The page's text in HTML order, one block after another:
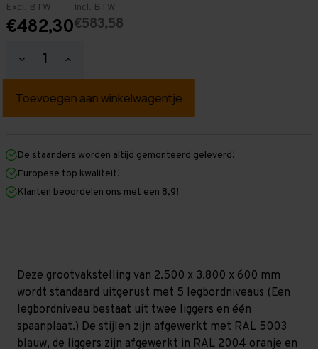
Excl. BTW
€482,30
Incl. BTW
€583,58
Hoeveelheid
verlagen
Grootvakstelling
mm
mm
x
600
mm
Hoeveelheid
verhogen
Grootvakstelling
mm
mm
600
mm
De staanders worden altijd gemonteerd geleverd!
Europese top kwaliteit!
Klanten beoordelen ons met een 8,9!
Deze grootvakstelling van 2.500 x 3.800 x 600 mm
wordt standaard uitgerust met 5 legbordniveaus (Een
legbordniveau bestaat uit twee liggers en één
spaanplaat.) De stijlen zijn afgewerkt met RAL 5003
blauw, de liggers zijn afgewerkt in RAL 2004 oranje en